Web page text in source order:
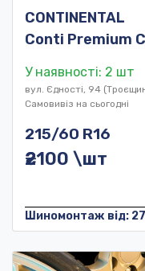
CONTINENTAL
Conti Premium
У наявності: 2 шт
вул. Єдності, 94
Самовивіз на сьогодні
215/60 R16
₴2100 \шт
Шиномонтаж від: